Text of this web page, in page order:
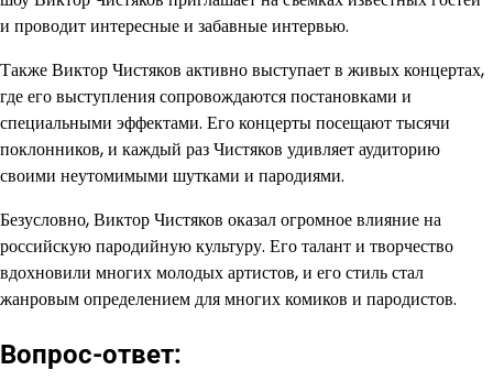
и проводит интересные и забавные интервью.
Также Виктор Чистяков активно выступает в живых концертах,
где его выступления сопровождаются постановками и
специальными эффектами. Его концерты посещают тысячи
поклонников, и каждый раз Чистяков удивляет аудиторию
своими неутомимыми шутками и пародиями.
Безусловно, Виктор Чистяков оказал огромное влияние на
российскую пародийную культуру. Его талант и творчество
вдохновили многих молодых артистов, и его стиль стал
жанровым определением для многих комиков и пародистов.
Вопрос-ответ: